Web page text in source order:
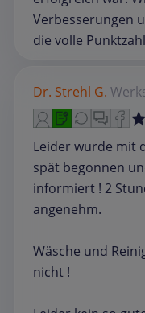
Verbesserungen
die volle
Dr. Strehl G.
Leider wurde mit
spät begonnen
informiert ! 2
angenehm.
Wäsche und
nicht !